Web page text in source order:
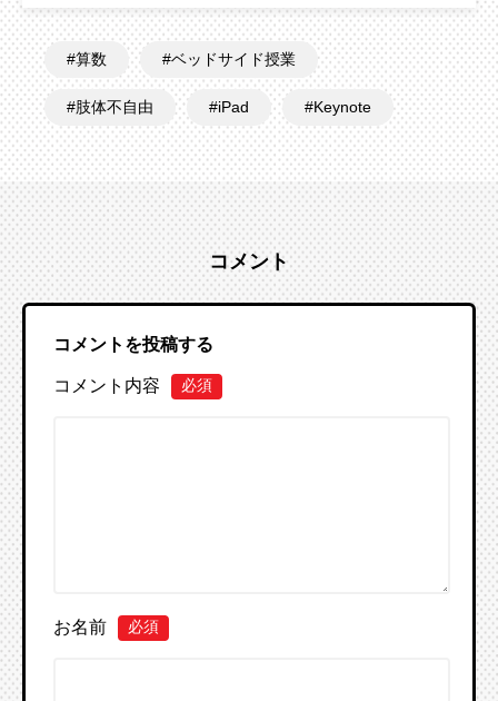
算数 ベッドサイド授業
肢体不自由 iPad Keynote
コメント
コメントを投稿する
コメント内容 必須
お名前 必須